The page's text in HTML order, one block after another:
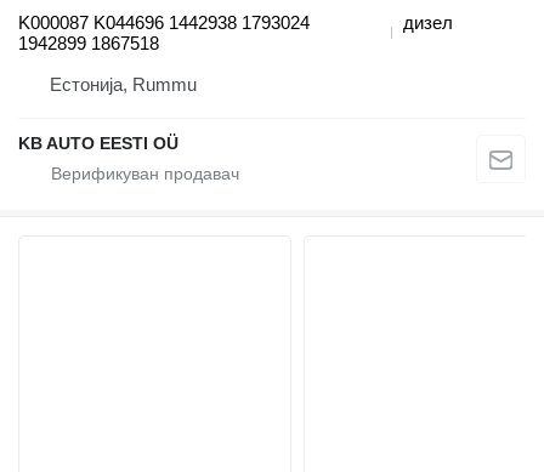
K000087 K044696 1442938 1793024
1942899 1867518
дизел
Естонија, Rummu
KB AUTO EESTI OÜ